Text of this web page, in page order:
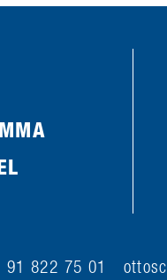
91 822 75 01 tt sc